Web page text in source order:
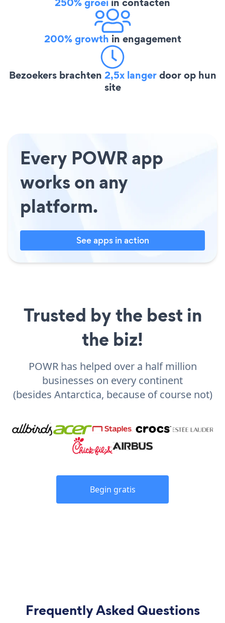
200% growth in engagement
Bezoekers brachten 2,5x langerdoor op hun
site
Every POWR app
works on any
platform.
See apps in action
Trusted by the best in
the biz!
POWR has helped over a half million
businesses on every continent
(besides Antarctica, because of course not)
Begin gratis
Frequently Asked Questions